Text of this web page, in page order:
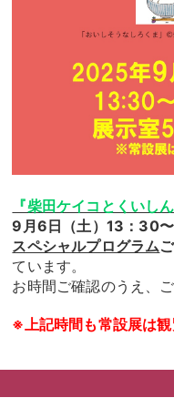
『柴田ケイコとくいし
9月6日（土）13：30〜
スペシャルプログラム
ています。
お時間ご確認のうえ、
※上記時間も常設展は